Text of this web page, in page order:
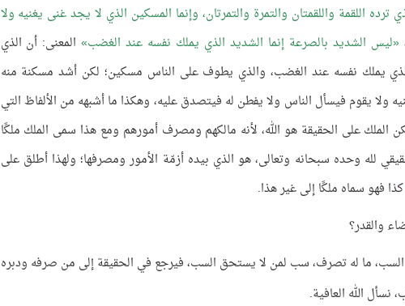
اللقمة واللقمتان والتمرة والتمرتان، وإنما المسكين الذي لا يجد غنى يغنيه ولا
ليس الشديد بالصرعة إنما الشديد الذي يملك نفسه عند الغضب المعنى: أن الذي
يملك نفسه عند الغضب، والذي يطوف على الناس مسكين؛ لكن أشد مسكنة منه
ولا يقوم فيسأل الناس ولا يفطن له فيتصدق عليه، وهكذا ما أشبهه من الألفاظ التي
على الحقيقة هو الله، لأنه مالكهم ومصرف أمورهم ومع هذا سمى الملك ملكًا
لله وحده سبحانه وتعالى، هو الذي بيده أزمّة الأمور ومصرفها؛ ولهذا أطلق على
كذا فهو سماه ملكًا إلى غير هذا.
والقدر؟
السب، ما له تصرف، سب لمن لا يستحق السب، فيرجع في الحقيقة إلى من صرفه ودبره
الله العافية.